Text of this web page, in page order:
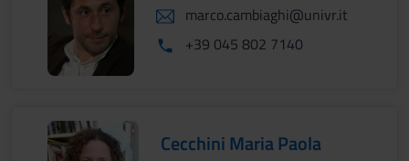
marco.cambiaghi@univr.it
+39 045 802 7140
Cecchini Maria Paola